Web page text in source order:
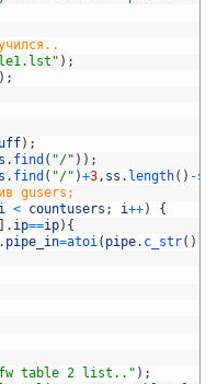
) ;
) ;
) ;
. find ( "/" ) ) ;
. find ( "/" )+3, ss . length( ) -ss
gusers;
i < countusers ; i++)
{
. ip==ip) {
. pipe_in=atoi( pipe. c_str( )
table 2 list.." ) ;